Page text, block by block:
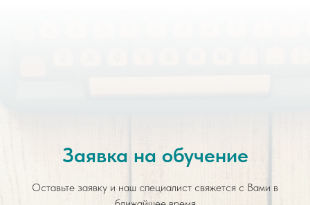
Заявка на обучение
Оставьте заявку и наш специалист свяжется с Вами в